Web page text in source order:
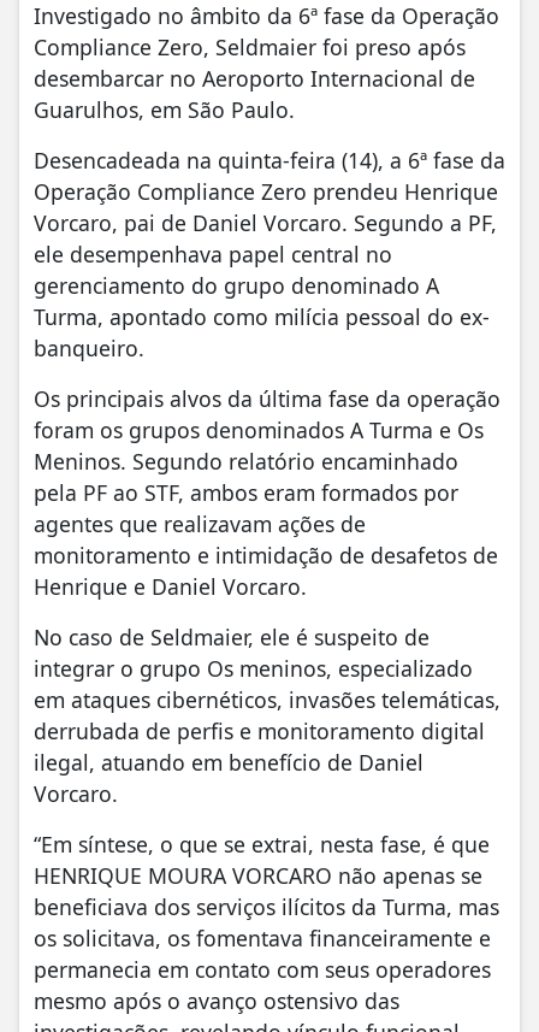
Investigado no âmbito da 6ª fase da Operação
Compliance Zero, Seldmaier foi preso após
desembarcar no Aeroporto Internacional de
Guarulhos, em São Paulo.
Desencadeada na quinta-feira (14), a 6ª fase da
Operação Compliance Zero prendeu Henrique
Vorcaro, pai de Daniel Vorcaro. Segundo a PF,
ele desempenhava papel central no
gerenciamento do grupo denominado A
Turma, apontado como milícia pessoal do ex-
banqueiro.
Os principais alvos da última fase da operação
foram os grupos denominados A Turma e Os
Meninos. Segundo relatório encaminhado
pela PF ao STF, ambos eram formados por
agentes que realizavam ações de
monitoramento e intimidação de desafetos de
Henrique e Daniel Vorcaro.
No caso de Seldmaier, ele é suspeito de
integrar o grupo Os meninos, especializado
em ataques cibernéticos, invasões telemáticas,
derrubada de perfis e monitoramento digital
ilegal, atuando em benefício de Daniel
Vorcaro.
“Em síntese, o que se extrai, nesta fase, é que
HENRIQUE MOURA VORCARO não apenas se
beneficiava dos serviços ilícitos da Turma, mas
os solicitava, os fomentava financeiramente e
permanecia em contato com seus operadores
mesmo após o avanço ostensivo das